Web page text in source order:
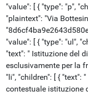
"value": [ { "type": "p",
"plaintext": "Via
"value": [ { "type": "ul",
"text": " Istituzione del
esclusivamente per la
"li", "children": [ { "text":
contestuale istituzione